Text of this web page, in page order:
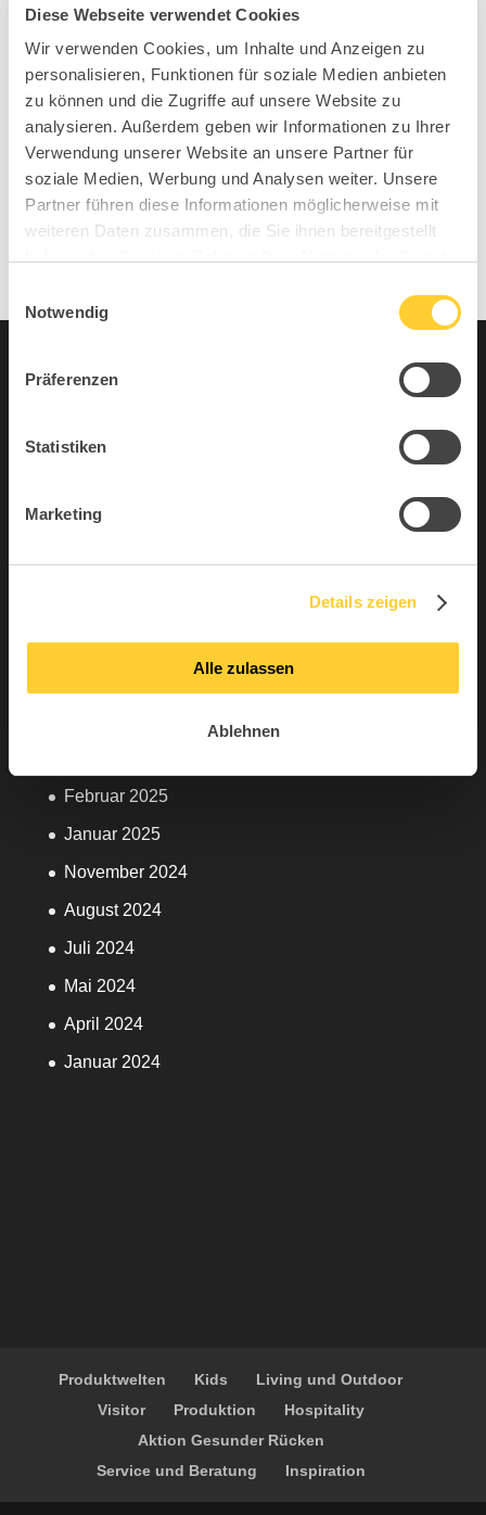
Diese Webseite verwendet Cookies
Wir verwenden Cookies, um Inhalte und Anzeigen zu
personalisieren, Funktionen für soziale Medien anbieten
zu können und die Zugriffe auf unsere Website zu
analysieren. Außerdem geben wir Informationen zu Ihrer
Verwendung unserer Website an unsere Partner für
soziale Medien, Werbung und Analysen weiter. Unsere
Partner führen diese Informationen möglicherweise mit
weiteren Daten zusammen, die Sie ihnen bereitgestellt
Notwendig
Präferenzen
Statistiken
Marketing
Details zeigen
Alle zulassen
Ablehnen
TDR – Tag der Rückengesundheit 2026
Ambiente 2026 Entdecken Sie die Kraft von SIT,
MOVE, IMPROVE®
IMM 2026 Entdecken Sie die Kraft von SIT, MOVE,
IMPROVE®
Neueste Kommentare
Keine Kommentare vorhanden.
Archive
April 2026
Dezember 2025
Juni 2025
Februar 2025
Januar 2025
November 2024
August 2024
Juli 2024
Mai 2024
April 2024
Januar 2024
Topstar
Produktwelten Kids
Living und Outdoor
Visitor
Produktion
Hospitality
Aktion Gesunder Rücken
Service und Beratung
Inspiration